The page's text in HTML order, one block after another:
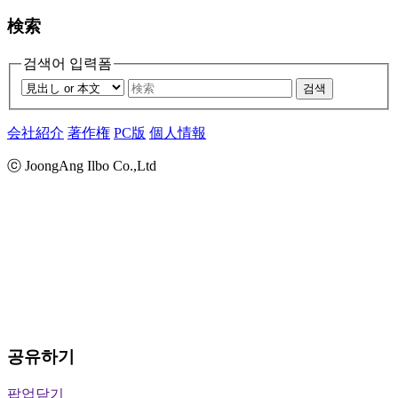
検索
검색어 입력폼
검색
会社紹介 著作権 PC版 個人情報
ⓒ JoongAng Ilbo Co.,Ltd
공유하기
팝업닫기